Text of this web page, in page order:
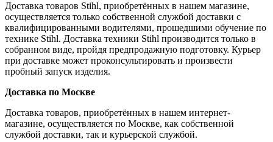
Доставка товаров Stihl, приобретённых в нашем магазине,
осуществляется только собственной службой доставки с
квалифицированными водителями, прошедшими обучение по
технике Stihl. Доставка техники Stihl производится только в
собранном виде, пройдя предпродажную подготовку. Курьер
при доставке может проконсультировать и произвести
пробный запуск изделия.
Доставка по Москве
Доставка товаров, приобретённых в нашем интернет-
магазине, осуществляется по Москве, как собственной
службой доставки, так и курьерской службой.